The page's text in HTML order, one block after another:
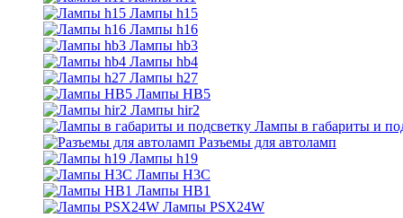
Лампы h15
Лампы h16
Лампы hb3
Лампы hb4
Лампы h27
Лампы HB5
Лампы hir2
Лампы в габариты и
Разъемы для автоламп
Лампы h19
Лампы H3C
Лампы HB1
Лампы PSX24W